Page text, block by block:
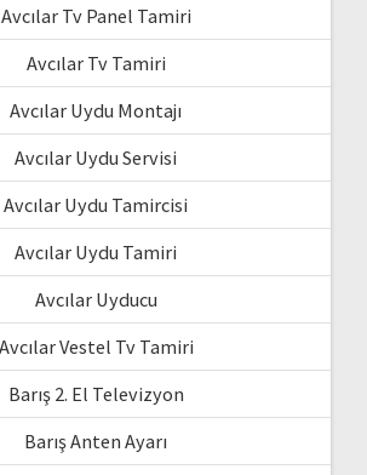
Avcılar Tv Panel Tamiri
Avcılar Tv Tamiri
Avcılar Uydu Montajı
Avcılar Uydu Servisi
Avcılar Uydu Tamircisi
Avcılar Uydu Tamiri
Avcılar Uyducu
Avcılar Vestel Tv Tamiri
Barış 2. El Televizyon
Barış Anten Ayarı